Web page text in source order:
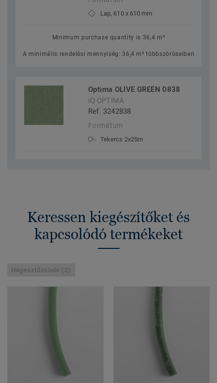
Lap, 610 x 610 mm
Minimum purchase quantity is 36,4 m²
A minimális rendelési mennyiség: 36,4 m² többszöröseiben
Optima OLIVE GREEN 0838
iQ OPTIMA
Ref. 3242838
Formátum
Tekercs 2x25m
Keressen kiegészítőket és
kapcsolódó termékeket
Hegesztőzsinór (2)